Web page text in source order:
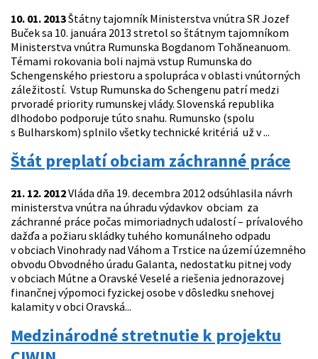
10. 01. 2013Štátny tajomník Ministerstva vnútra SR Jozef
Buček sa 10. januára 2013 stretol so štátnym tajomníkom
Ministerstva vnútra Rumunska Bogdanom Tohăneanuom.
Témami rokovania boli najmä vstup Rumunska do
Schengenského priestoru a spolupráca v oblasti vnútorných
záležitostí. Vstup Rumunska do Schengenu patrí medzi
prvoradé priority rumunskej vlády. Slovenská republika
dlhodobo podporuje túto snahu. Rumunsko (spolu
s Bulharskom) splnilo všetky technické kritériá už v ...
Štát preplatí obciam záchranné práce
21. 12. 2012Vláda dňa 19. decembra 2012 odsúhlasila návrh
ministerstva vnútra na úhradu výdavkov obciam za
záchranné práce počas mimoriadnych udalostí – prívalového
dažďa a požiaru skládky tuhého komunálneho odpadu
v obciach Vinohrady nad Váhom a Trstice na území územného
obvodu Obvodného úradu Galanta, nedostatku pitnej vody
v obciach Mútne a Oravské Veselé a riešenia jednorazovej
finančnej výpomoci fyzickej osobe v dôsledku snehovej
kalamity v obci Oravská...
Medzinárodné stretnutie k projektu